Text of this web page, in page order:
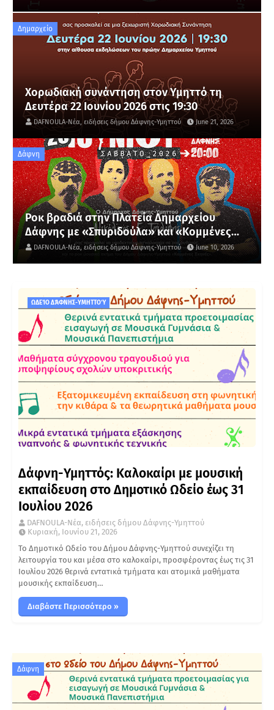
Δημαρχείο
Χορωδιακή συνάντηση στον Υμηττό τη
Δευτέρα 22 Ιουνίου 2026 στις 19:30
DAFNOULA-Νέα, ειδήσεις δήμου Δάφνης-Υμηττού June 21, 2026
Δάφνη
Ροκ βραδιά στην Πλατεία Δημαρχείου
Δάφνης με «Σπυριδούλα» και «Κομμένες
Σκηνές»
DAFNOULA-Νέα, ειδήσεις δήμου Δάφνης-Υμηττού June 10, 2026
ΩΔΕΊΟ ΔΆΦΝΗΣ-ΥΜΗΤΤΟΎ
Δάφνη-Υμηττός: Καλοκαίρι με μουσική
εκπαίδευση στο Δημοτικό Ωδείο έως 31
Ιουλίου 2026
DAFNOULA-Νέα, ειδήσεις δήμου Δάφνης-Υμηττού
Κυριακή, Ιουνίου 21, 2026
Το Δημοτικό Ωδείο του Δήμου Δάφνης-Υμηττού συνεχίζει τη
λειτουργία του και μέσα στο καλοκαίρι, προσφέροντας έως τις 31
Ιουλίου 2026 θερινά εντατικά τμήματα και ατομικά μαθήματα
μουσικής εκπαίδευση…
Διαβάστε Περισσότερο »
Δάφνη